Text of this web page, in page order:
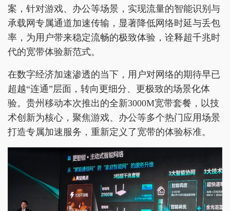
案，针对游戏、办公等场景，实现流量的智能识别与
承载网专属通道加速传输，显著降低网络时延与丢包
率，为用户带来稳定流畅的极致体验，诠释超千兆时
代的宽带体验新范式。
在数字经济加速渗透的当下，用户对网络的期待早已
超越“连通”层面，转向更细分、更极致的场景化体
验。贵州移动本次推出的全新3000M宽带套餐，以技
术创新为核心，聚焦游戏、办公等多个热门应用场景
打造专属加速服务，重新定义了宽带的体验标准。